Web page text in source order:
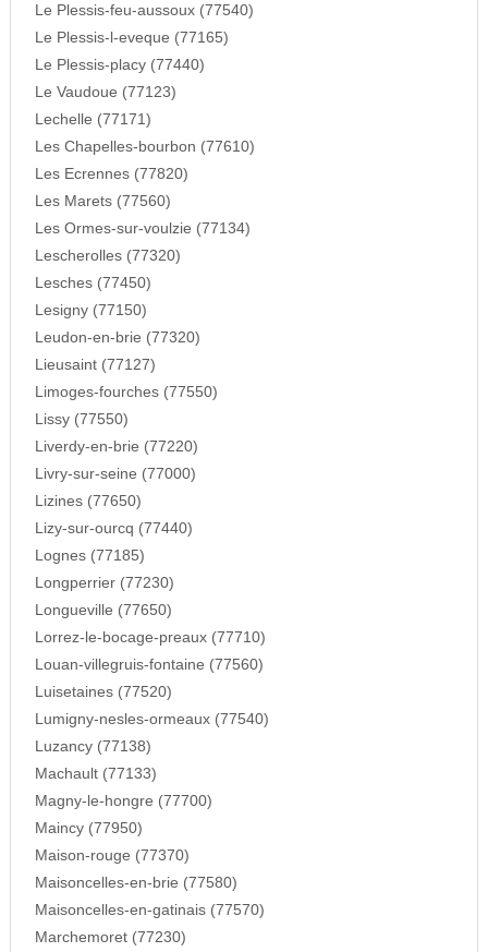
Le Plessis-feu-aussoux (77540)
Le Plessis-l-eveque (77165)
Le Plessis-placy (77440)
Le Vaudoue (77123)
Lechelle (77171)
Les Chapelles-bourbon (77610)
Les Ecrennes (77820)
Les Marets (77560)
Les Ormes-sur-voulzie (77134)
Lescherolles (77320)
Lesches (77450)
Lesigny (77150)
Leudon-en-brie (77320)
Lieusaint (77127)
Limoges-fourches (77550)
Lissy (77550)
Liverdy-en-brie (77220)
Livry-sur-seine (77000)
Lizines (77650)
Lizy-sur-ourcq (77440)
Lognes (77185)
Longperrier (77230)
Longueville (77650)
Lorrez-le-bocage-preaux (77710)
Louan-villegruis-fontaine (77560)
Luisetaines (77520)
Lumigny-nesles-ormeaux (77540)
Luzancy (77138)
Machault (77133)
Magny-le-hongre (77700)
Maincy (77950)
Maison-rouge (77370)
Maisoncelles-en-brie (77580)
Maisoncelles-en-gatinais (77570)
Marchemoret (77230)